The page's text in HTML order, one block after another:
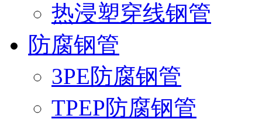
热浸塑穿线钢管
防腐钢管
3PE防腐钢管
TPEP防腐钢管